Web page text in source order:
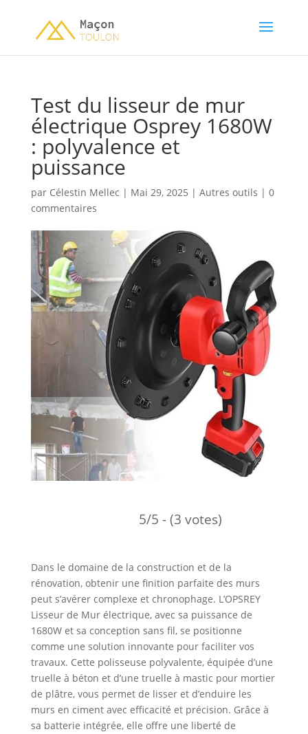
Test du lisseur de mur
électrique Osprey 1680W
: polyvalence et
puissance
par Célestin Mellec | Mai 29, 2025 | Autres outils | 0
commentaires
5/5 - (3 votes)
Dans le domaine de la construction et de la
rénovation, obtenir une finition parfaite des murs
peut s’avérer complexe et chronophage. L’OPSREY
Lisseur de Mur électrique, avec sa puissance de
1680W et sa conception sans fil, se positionne
comme une solution innovante pour faciliter vos
travaux. Cette polisseuse polyvalente, équipée d’une
truelle à béton et d’une truelle à mastic pour mortier
de plâtre, vous permet de lisser et d’enduire les
murs en ciment avec efficacité et précision. Grâce à
sa batterie intégrée, elle offre une liberté de